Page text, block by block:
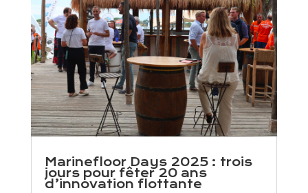
Marinefloor Days 2025 : trois
jours pour fêter 20 ans
d’innovation flottante